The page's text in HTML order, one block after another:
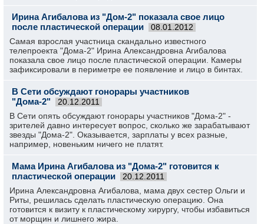
Ирина Агибалова из "Дом-2" показала свое лицо
после пластической операции
08.01.2012
Самая взрослая участница скандально известного
телепроекта "Дома-2" Ирина Александровна Агибалова
показала свое лицо после пластической операции. Камеры
зафиксировали в периметре ее появление и лицо в бинтах.
В Сети обсуждают гонорары участников
"Дома-2"
20.12.2011
В Сети опять обсуждают гонорары участников "Дома-2" -
зрителей давно интересует вопрос, сколько же зарабатывают
звезды "Дома-2". Оказывается, зарплаты у всех разные,
например, новеньким ничего не платят.
Мама Ирина Агибалова из "Дома-2" готовится к
пластической операции
20.12.2011
Ирина Александровна Агибалова, мама двух сестер Ольги и
Риты, решилась сделать пластическую операцию. Она
готовится к визиту к пластическому хирургу, чтобы избавиться
от морщин и лишнего жира.